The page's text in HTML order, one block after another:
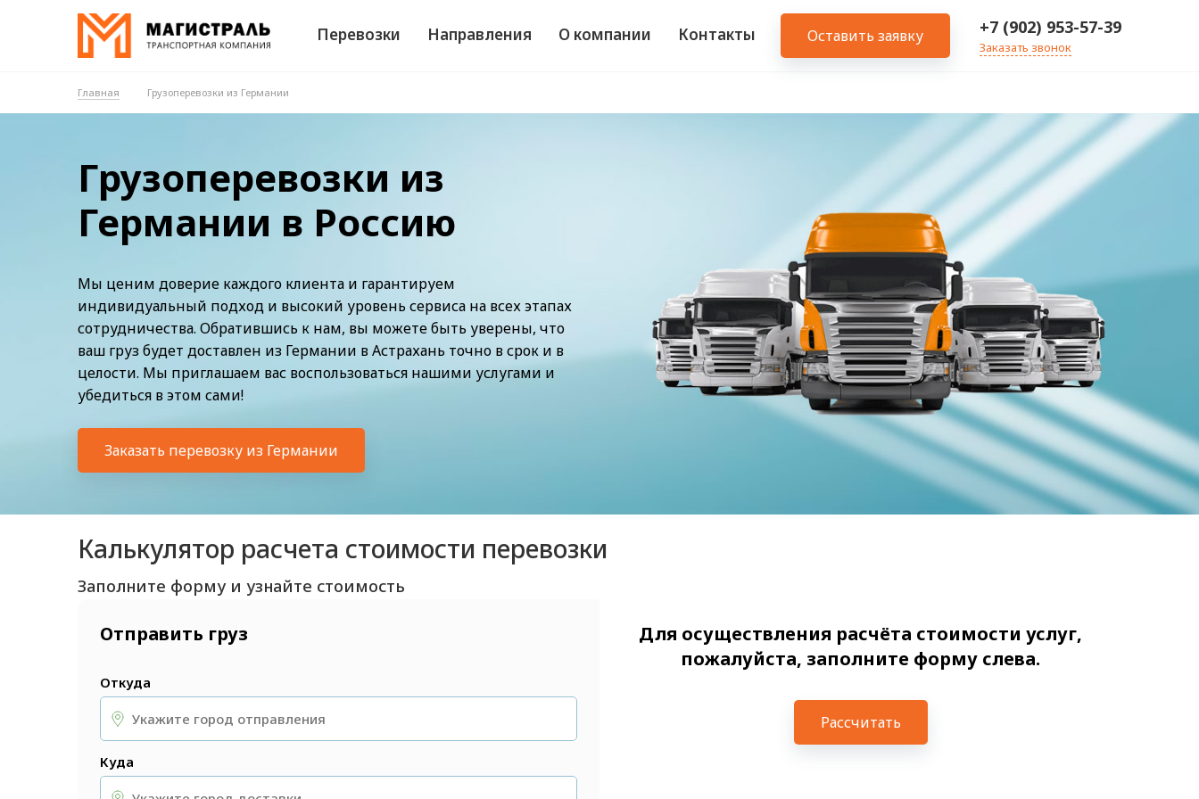
Перевозки Направления О компании Контакты Оставить заявку +7 (902) 953-57-39
Заказать звонок
Главная Грузоперевозки из Германии
Грузоперевозки из
Германии в Россию
Мы ценим доверие каждого клиента и гарантируем
индивидуальный подход и высокий уровень сервиса на всех этапах
сотрудничества. Обратившись к нам, вы можете быть уверены, что
ваш груз будет доставлен из Германии в Астрахань точно в срок и в
целости. Мы приглашаем вас воспользоваться нашими услугами и
убедиться в этом сами!
Заказать перевозку из Германии
Калькулятор расчета стоимости перевозки
Заполните форму и узнайте стоимость
Отправить груз
Откуда
Куда
Для осуществления расчёта стоимости услуг,
пожалуйста, заполните форму слева.
Рассчитать